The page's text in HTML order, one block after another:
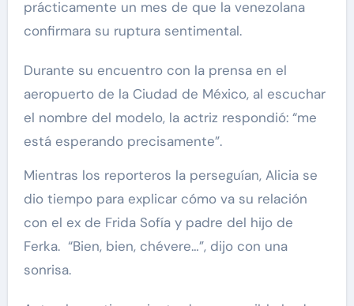
prácticamente un mes de que la venezolana
confirmara su ruptura sentimental.
Durante su encuentro con la prensa en el
aeropuerto de la Ciudad de México, al escuchar
el nombre del modelo, la actriz respondió: “me
está esperando precisamente”.
Mientras los reporteros la perseguían, Alicia se
dio tiempo para explicar cómo va su relación
con el ex de Frida Sofía y padre del hijo de
Ferka. “Bien, bien, chévere…”, dijo con una
sonrisa.